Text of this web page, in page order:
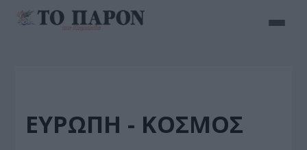
ΕΥΡΩΠΗ - ΚΟΣΜΟΣ